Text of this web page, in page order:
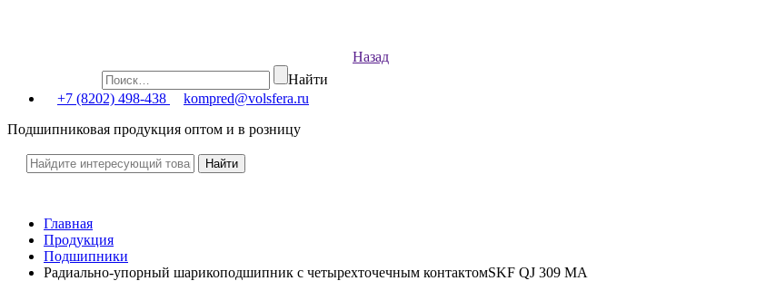
Назад
Найти
+7 (8202) 498-438
kompred@volsfera.ru
Подшипниковая продукция оптом и в розницу
Главная
Продукция
Подшипники
Радиально-упорный шарикоподшипник с четырехточечным контактомSKF QJ 309 MA